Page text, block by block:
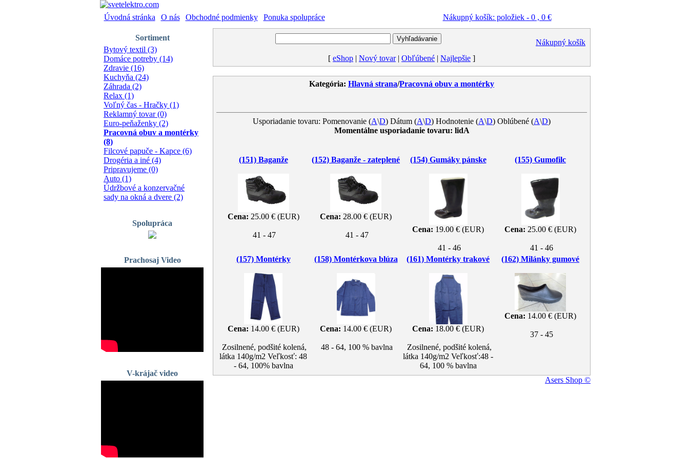
Úvodná stránka O nás| Obchodné podmienky| Ponuka spolupráce Nákupný košík: položiek - 0 , 0 €
Sortiment
Bytový textil (3)
Domáce potreby (14)
Zdravie (16)
Kuchyňa (24)
Záhrada (2)
Relax (1)
Voľný čas - Hračky (1)
Reklamný tovar (0)
Euro-peňaženky (2)
Pracovná obuv a montérky
(8)
Filcové papuče - Kapce (6)
Drogéria a iné (4)
Pripravujeme (0)
Auto (1)
Údržbové a konzervačné
sady na okná a dvere (2)
Spolupráca
Prachosaj Video
V-krájač video
Nákupný košík
[ eShop | Nový tovar| Obľúbené | Najlepšie ]
Kategória: Hlavná strana/Pracovná obuv a montérky
Usporiadanie tovaru: Pomenovanie (A\D) Dátum (A\D) Hodnotenie (A\D) Oblúbené (A\D)
Momentálne usporiadanie tovaru: lidA
(151) Baganže
Cena: 25.00 € (EUR)
41 - 47
(152) Baganže - zateplené
Cena: 28.00 € (EUR)
41 - 47
(154) Gumáky pánske
Cena: 19.00 € (EUR)
41 - 46
(155) Gumofilc
Cena: 25.00 € (EUR)
41 - 46
(157) Montérky
Cena: 14.00 € (EUR)
Zosilnené, podšité kolená,
látka 140g/m2 Veľkosť: 48
- 64, 100% bavlna
(158) Montérkova blúza
Cena: 14.00 € (EUR)
48 - 64, 100 % bavlna
(161) Montérky trakové
Cena: 18.00 € (EUR)
Zosilnené, podšité kolená,
látka 140g/m2 Veľkosť:48 -
64, 100 % bavlna
(162) Milánky gumové
Cena: 14.00 € (EUR)
37 - 45
Asers Shop ©